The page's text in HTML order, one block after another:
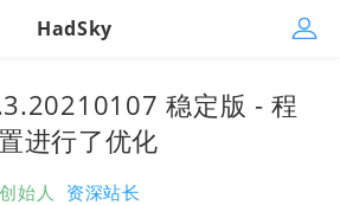
HadSky
稳定版 - 程
进行了优化
创始人
资深站长